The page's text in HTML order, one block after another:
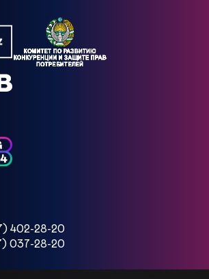
402-28-20
037-28-20